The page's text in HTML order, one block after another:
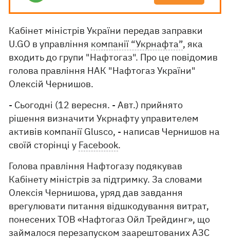
Кабінет міністрів України передав заправки
U.GO в управління компанії “Укрнафта”, яка
входить до групи "Нафтогаз". Про це повідомив
голова правління НАК "Нафтогаз України"
Олексій Чернишов.
- Сьогодні (12 вересня. - Авт.) прийнято
рішення визначити Укрнафту управителем
активів компанії Glusco, - написав Чернишов на
своїй сторінці у Facebook.
Голова правління Нафтогазу подякував
Кабінету міністрів за підтримку. За словами
Олексія Чернишова, уряд дав завдання
врегулювати питання відшкодування витрат,
понесених ТОВ «Нафтогаз Ойл Трейдинг», що
займалося перезапуском заарештованих АЗС